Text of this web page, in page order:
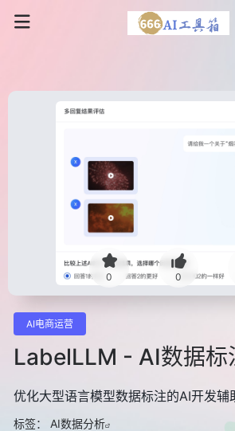
0 0
AI电商运营
LabelLLM - AI数据标
优化大型语言模型数据标注的AI开发辅
标签： AI数据分析